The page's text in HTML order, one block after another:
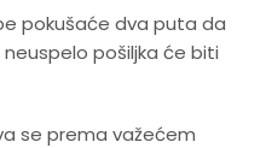
pokušaće dva puta da
pošiljka će biti
se prema važećem